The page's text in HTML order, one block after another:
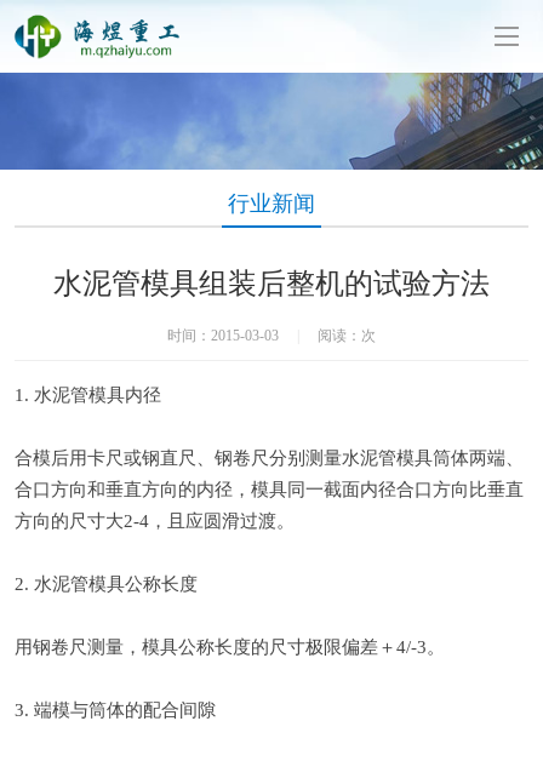
行业新闻
水泥管模具组装后整机的试验方法
时间：2015-03-03 阅读： 次
1. 水泥管模具内径
合模后用卡尺或钢直尺、钢卷尺分别测量水泥管模具筒体两端、
合口方向和垂直方向的内径，模具同一截面内径合口方向比垂直
方向的尺寸大2-4，且应圆滑过渡。
2. 水泥管模具公称长度
用钢卷尺测量，模具公称长度的尺寸极限偏差＋4/-3。
3. 端模与筒体的配合间隙